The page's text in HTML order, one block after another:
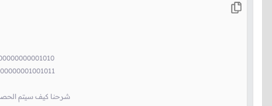
// شرحنا كيف سيتم